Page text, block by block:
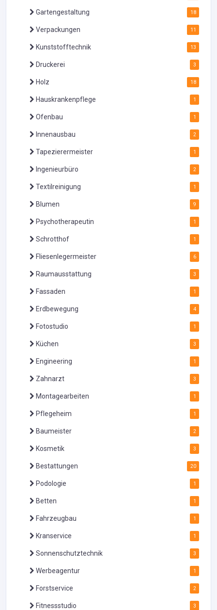
Gartengestaltung 18
Verpackungen 11
Kunststofftechnik 13
Druckerei 3
Holz 18
Hauskrankenpflege 1
Ofenbau 1
Innenausbau 2
Tapezierermeister 1
Ingenieurbüro 2
Textilreinigung 1
Blumen 9
Psychotherapeutin 1
Schrotthof 1
Fliesenlegermeister 6
Raumausstattung 3
Fassaden 1
Erdbewegung 4
Fotostudio 1
Küchen 3
Engineering 1
Zahnarzt 3
Montagearbeiten 1
Pflegeheim 1
Baumeister 2
Kosmetik 3
Bestattungen 20
Podologie 1
Betten 1
Fahrzeugbau 1
Kranservice 1
Sonnenschutztechnik 3
Werbeagentur 1
Forstservice 2
Fitnessstudio 3